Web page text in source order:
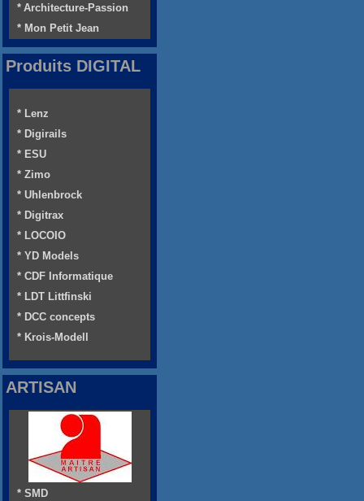
* Architecture-Passion
* Mon Petit Jean
Produits DIGITAL
* Lenz
* Digirails
* ESU
* Zimo
* Uhlenbrock
* Digitrax
* LOCOIO
* YD Models
* CDF Informatique
* LDT Littfinski
* DCC concepts
* Krois-Modell
ARTISAN
* SMD